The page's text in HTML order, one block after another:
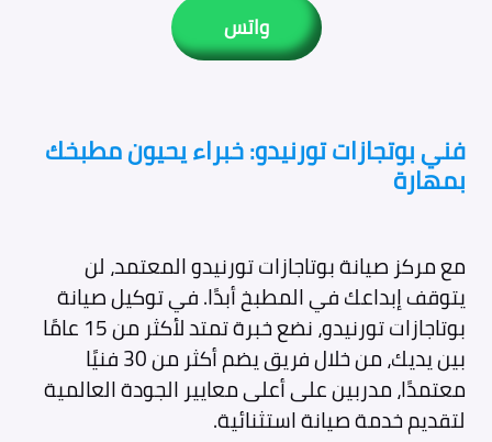
واتس
فني بوتجازات تورنيدو: خبراء يحيون مطبخك
بمهارة
مع مركز صيانة بوتاجازات تورنيدو المعتمد، لن
يتوقف إبداعك في المطبخ أبدًا. في توكيل صيانة
بوتاجازات تورنيدو، نضع خبرة تمتد لأكثر من 15 عامًا
بين يديك، من خلال فريق يضم أكثر من 30 فنيًا
معتمدًا، مدربين على أعلى معايير الجودة العالمية
لتقديم خدمة صيانة استثنائية.